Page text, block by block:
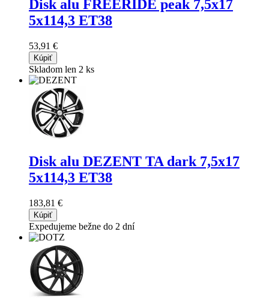
Disk alu FREERIDE peak 7,5x17
5x114,3 ET38
53,91 €
Kúpiť
Skladom len 2 ks
Disk alu DEZENT TA dark 7,5x17
5x114,3 ET38
183,81 €
Kúpiť
Expedujeme bežne do 2 dní